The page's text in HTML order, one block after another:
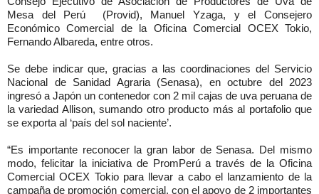
Mesa del Perú (Provid), Manuel Yzaga, y el Consejero
Económico Comercial de la Oficina Comercial OCEX Tokio,
Fernando Albareda, entre otros.
Se debe indicar que, gracias a las coordinaciones del Servicio
Nacional de Sanidad Agraria (Senasa), en octubre del 2023
ingresó a Japón un contenedor con 2 mil cajas de uva peruana de
la variedad Allison, sumando otro producto más al portafolio que
se exporta al ‘país del sol naciente’.
“Es importante reconocer la gran labor de Senasa. Del mismo
modo, felicitar la iniciativa de PromPerú a través de la Oficina
Comercial OCEX Tokio para llevar a cabo el lanzamiento de la
campaña de promoción comercial, con el apoyo de 2 importantes